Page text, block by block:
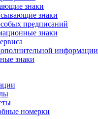
знаки
знаки
предписаний
знаки
информации
знаки
номерки